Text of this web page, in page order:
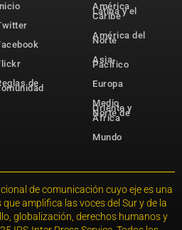
de
América
Latina y el
Caribe
América del
Norte
Asia-
Pacífico
Europa
Medio
Oriente y
Norte de
África
Mundo
de comunicación cuyo eje es una
amplifica las voces del Sur y de la
globalización, derechos humanos y